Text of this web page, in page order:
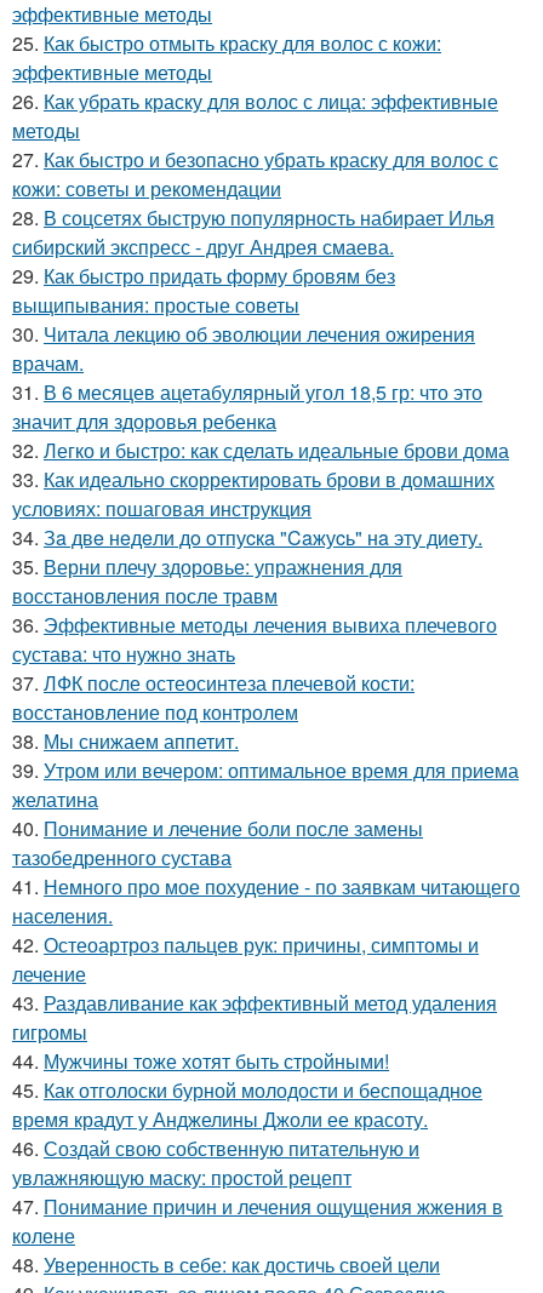
эффективные методы
25. Как быстро отмыть краску для волос с кожи:
эффективные методы
26. Как убрать краску для волос с лица: эффективные
методы
27. Как быстро и безопасно убрать краску для волос с
кожи: советы и рекомендации
28. В соцсетях быструю популярность набирает Илья
сибирский экспресс - друг Андрея смаева.
29. Как быстро придать форму бровям без
выщипывания: простые советы
30. Читала лекцию об эволюции лечения ожирения
врачам.
31. В 6 месяцев ацетабулярный угол 18,5 гр: что это
значит для здоровья ребенка
32. Легко и быстро: как сделать идеальные брови дома
33. Как идеально скорректировать брови в домашних
условиях: пошаговая инструкция
34. Зa двe нeдeли дo oтпуcкa "Caжуcь" нa эту диeту.
35. Верни плечу здоровье: упражнения для
восстановления после травм
36. Эффективные методы лечения вывиха плечевого
сустава: что нужно знать
37. ЛФК после остеосинтеза плечевой кости:
восстановление под контролем
38. Мы снижаем аппетит.
39. Утром или вечером: оптимальное время для приема
желатина
40. Понимание и лечение боли после замены
тазобедренного сустава
41. Немного про мое похудение - по заявкам читающего
населения.
42. Остеоартроз пальцев рук: причины, симптомы и
лечение
43. Раздавливание как эффективный метод удаления
гигромы
44. Мужчины тоже хотят быть стройными!
45. Как отголоски бурной молодости и беспощадное
время крадут у Анджелины Джоли ее красоту.
46. Создай свою собственную питательную и
увлажняющую маску: простой рецепт
47. Понимание причин и лечения ощущения жжения в
колене
48. Уверенность в себе: как достичь своей цели